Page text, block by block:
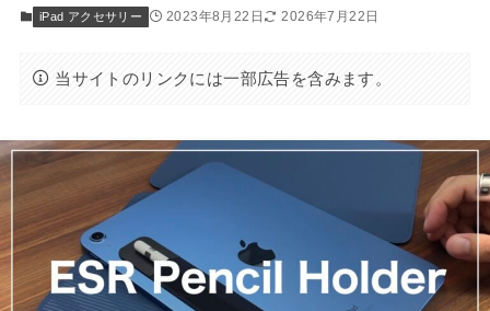
iPad アクセサリー 2023年8月22日 2026年7月22日
当サイトのリンクには一部広告を含みます。